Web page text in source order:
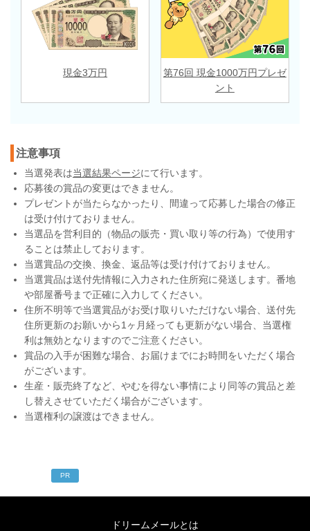
現金3万円
第76回 現金1000万円プレゼ
ント
注意事項
当選発表は当選結果ページにて行います。
応募後の賞品の変更はできません。
プレゼントが当たらなかったり、間違って応募した場合の修正
は受け付けておりません。
当選品を営利目的（物品の販売・買い取り等の行為）で使用す
ることは禁止しております。
当選賞品の交換、換金、返品等は受け付けておりません。
当選賞品は送付先情報に入力された住所宛に発送します。番地
や部屋番号まで正確に入力してください。
住所不明等で当選賞品がお受け取りいただけない場合、送付先
住所更新のお願いから1ヶ月経っても更新がない場合、当選権
利は無効となりますのでご注意ください。
賞品の入手が困難な場合、お届けまでにお時間をいただく場合
がございます。
生産・販売終了など、やむを得ない事情により同等の賞品と差
し替えさせていただく場合がございます。
当選権利の譲渡はできません。
PR
ドリームメールとは